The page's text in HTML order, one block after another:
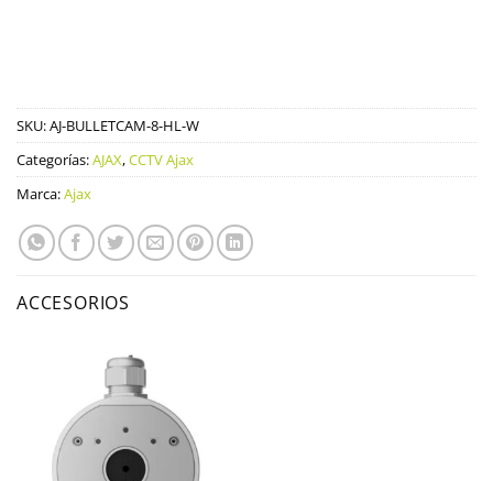
SKU:AJ-BULLETCAM-8-HL-W
Categorías:AJAX,CCTV Ajax
Marca:Ajax
ACCESORIOS